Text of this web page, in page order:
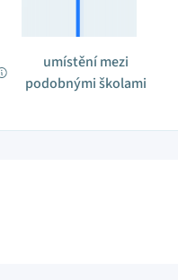
umístění mezi
podobnými školami